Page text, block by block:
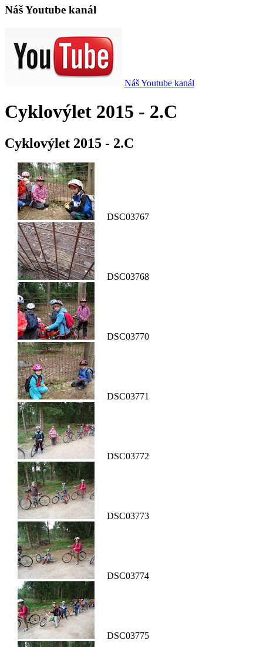
Náš Youtube kanál
Náš Youtube kanál
Cyklovýlet 2015 - 2.C
Cyklovýlet 2015 - 2.C
DSC03767
DSC03768
DSC03770
DSC03771
DSC03772
DSC03773
DSC03774
DSC03775